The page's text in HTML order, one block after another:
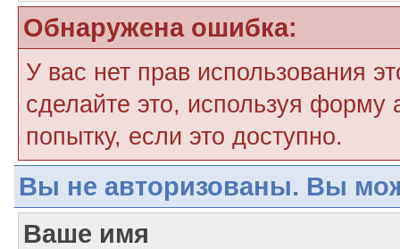
Обнаружена ошибка:
У вас нет прав использования
сделайте это, используя форму
попытку, если это доступно.
Вы не авторизованы. Вы
Ваше имя